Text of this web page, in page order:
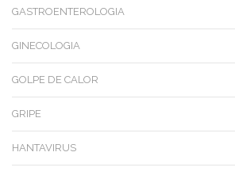
GASTROENTEROLOGIA
GINECOLOGIA
GOLPE DE CALOR
GRIPE
HANTAVIRUS